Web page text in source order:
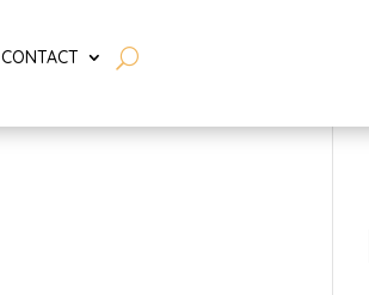
CONTACT